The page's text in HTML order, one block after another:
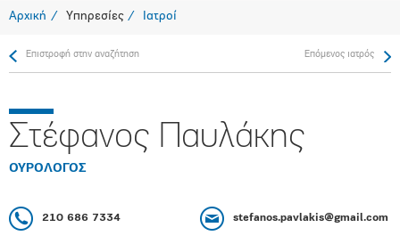
Αρχική Υπηρεσίες Ιατροί
Επιστροφή στην αναζήτηση Επόμενος ιατρός
Στέφανος Παυλάκης
ΟΥΡΟΛΟΓΟΣ
210 686 7334 stefanos.pavlakis@gmail.com